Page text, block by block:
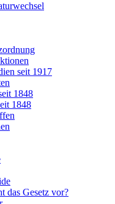
seit 1917
1848
1848
das Gesetz vor?